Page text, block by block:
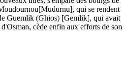
qui se rendent
Guemlik (Ghios) [Gemlik], qui avait
d'Osman, cède enfin aux efforts de son